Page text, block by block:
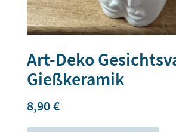
Art-Deko
Gießkeramik
8,90€